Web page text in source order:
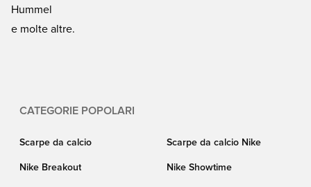
Hummel
e molte altre.
CATEGORIE POPOLARI
Scarpe da calcio Scarpe da calcio Nike
Nike Breakout Nike Showtime